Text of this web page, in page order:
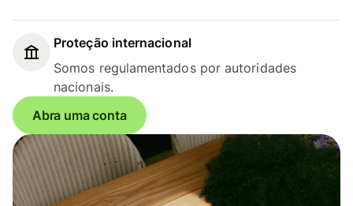
Proteção internacional
Somos regulamentados por autoridades
nacionais.
Abra uma conta